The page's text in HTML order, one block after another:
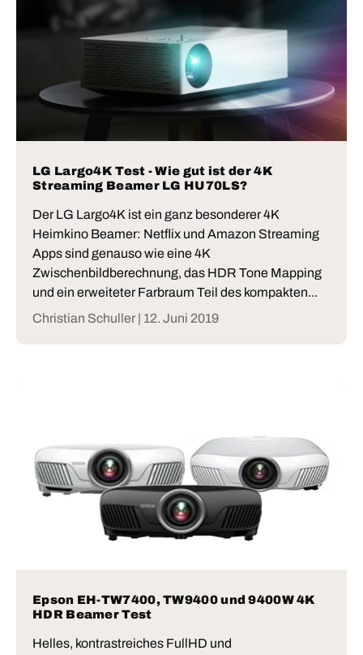
LG Largo4K Test - Wie gut ist der 4K
Streaming Beamer LG HU70LS?
Der LG Largo4K ist ein ganz besonderer 4K
Heimkino Beamer: Netflix und Amazon Streaming
Apps sind genauso wie eine 4K
Zwischenbildberechnung, das HDR Tone Mapping
und ein erweiteter Farbraum Teil des kompakten...
Christian Schuller | 12. Juni 2019
Epson EH-TW7400, TW9400 und 9400W 4K
HDR Beamer Test
Helles, kontrastreiches FullHD und